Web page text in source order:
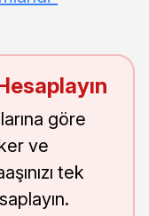
göre
ve
tek